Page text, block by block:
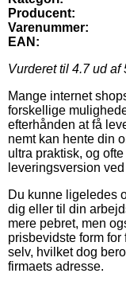
Producent:
Varenummer:
EAN:
Vurderet til 4.7ud af
Mange internet
forskellige
efterhånden at få
nemt kan hente din
ultra praktisk, og
leveringsversion
Du kunne ligeledes
dig eller til din
mere pebret, men
prisbevidste form
selv, hvilket dog
firmaets adresse.